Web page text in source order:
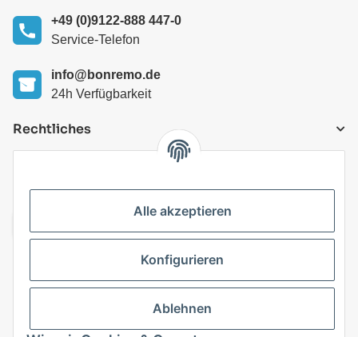
+49 (0)9122-888 447-0
Service-Telefon
info@bonremo.de
24h Verfügbarkeit
Rechtliches
Vertrag widerrufen
Alle akzeptieren
Konfigurieren
Ablehnen